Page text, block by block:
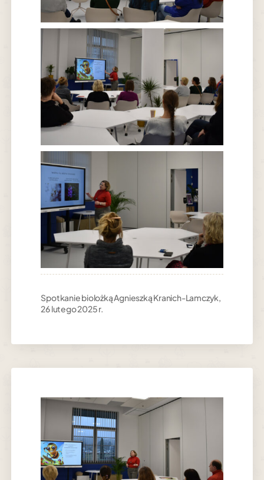
Spotkanie biolożką Agnieszką Kranich-Lamczyk,
26 lutego 2025 r.